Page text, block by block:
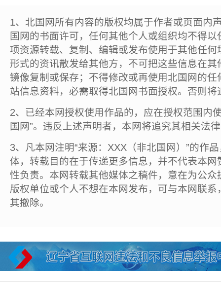
1、北国网所有内容的版权均属于作者或页面内
国网的书面许可，任何其他个人或组织均不得
项资源转载、复制、编辑或发布使用于其他任
形式的资讯散发给其他方，不可把这些信息在
镜像复制或保存；不得修改或再使用北国网的
站信息资料，必需取得北国网书面授权。否则将
2、已经本网授权使用作品的，应在授权范围内
国网”。违反上述声明者，本网将追究其相关法
3、凡本网注明“来源：XXX（非北国网）”的作
体，转载目的在于传递更多信息，并不代表本
性负责。本网转载其他媒体之稿件，意在为公
版权单位或个人不想在本网发布，可与本网联
其撤除。